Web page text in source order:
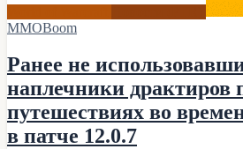
MMOBoom
Ранее не
наплечники драктиров
путешествиях во
в патче 12.0.7